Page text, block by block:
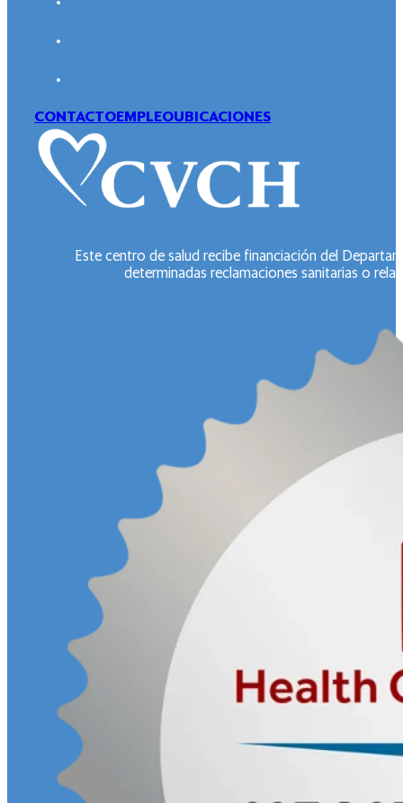
CONTACTOEMPLEOUBICACIONES
Este centro de salud recibe financiación del
determinadas reclamaciones sanitarias o